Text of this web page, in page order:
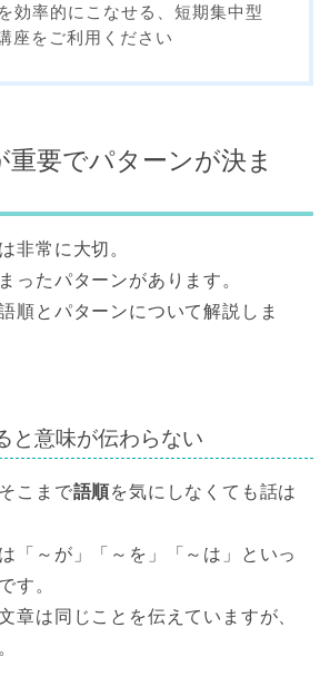
効率的にこなせる、短期集中型
座をご利用ください
重要でパターンが決ま
非常に大切。
ったパターンがあります。
順とパターンについて解説しま
と意味が伝わらない
こまで語順を気にしなくても話は
「～が」「～を」「～は」といっ
す。
章は同じことを伝えていますが、